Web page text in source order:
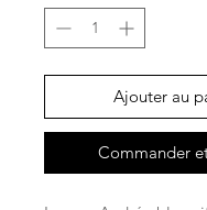
Ajouter au
Commander